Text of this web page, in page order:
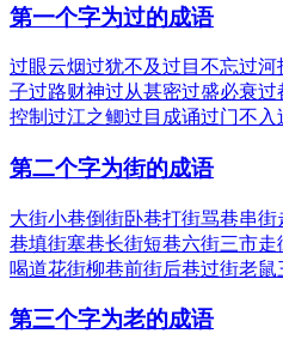
第一个字为过的成语
过眼云烟过犹不及过目不忘过河
子过路财神过从甚密过盛必衰过
控制 过江之鲫过目成诵过门不入
第二个字为街的成语
大街小巷倒街卧巷打街骂巷串街
巷填街塞巷长街短巷六街三市走
喝道花街柳巷前街后巷过街老鼠
第三个字为老的成语